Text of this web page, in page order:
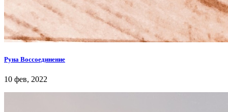
Руна Воссоединение
10 фев, 2022